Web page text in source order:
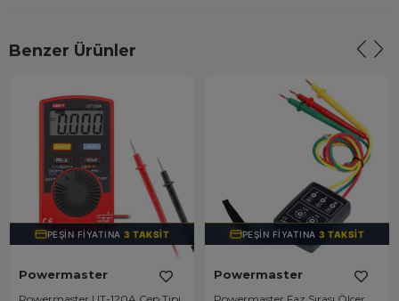
Benzer Ürünler
PEŞIN FIYATINA3 TAKSIT
Powermaster
PEŞIN FIYATINA3 TAKSIT
Powermaster